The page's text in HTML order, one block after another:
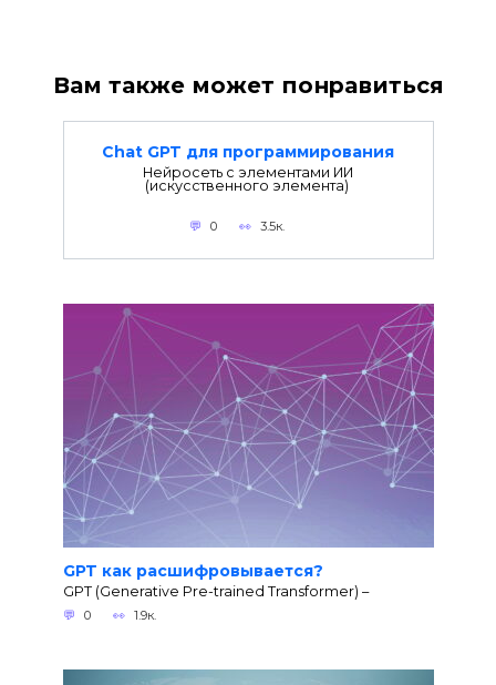
Вам также может понравиться
Chat GPT для программирования
Нейросеть с элементами ИИ
(искусственного элемента)
0 3.5к.
GPT как расшифровывается?
GPT (Generative Pre-trained Transformer) –
0 1.9к.